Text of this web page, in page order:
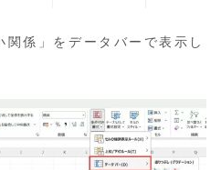
係」をデータバーで表示し